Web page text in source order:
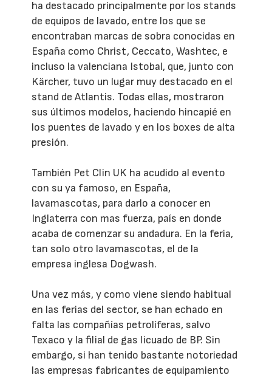
ha destacado principalmente por los stands
de equipos de lavado, entre los que se
encontraban marcas de sobra conocidas en
España como Christ, Ceccato, Washtec, e
incluso la valenciana Istobal, que, junto con
Kärcher, tuvo un lugar muy destacado en el
stand de Atlantis. Todas ellas, mostraron
sus últimos modelos, haciendo hincapié en
los puentes de lavado y en los boxes de alta
presión.
También Pet Clin UK ha acudido al evento
con su ya famoso, en España,
lavamascotas, para darlo a conocer en
Inglaterra con mas fuerza, país en donde
acaba de comenzar su andadura. En la feria,
tan solo otro lavamascotas, el de la
empresa inglesa Dogwash.
Una vez más, y como viene siendo habitual
en las ferias del sector, se han echado en
falta las compañías petrolíferas, salvo
Texaco y la filial de gas licuado de BP. Sin
embargo, si han tenido bastante notoriedad
las empresas fabricantes de equipamiento